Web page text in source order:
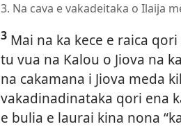
3. Na cava e vakadeitaka o Ilaija
3 Mai na ka kece e raica
tu vua na Kalou o Jiova na
na cakamana i Jiova meda
vakadinadinataka qori ena
e bulia e laurai kina nona